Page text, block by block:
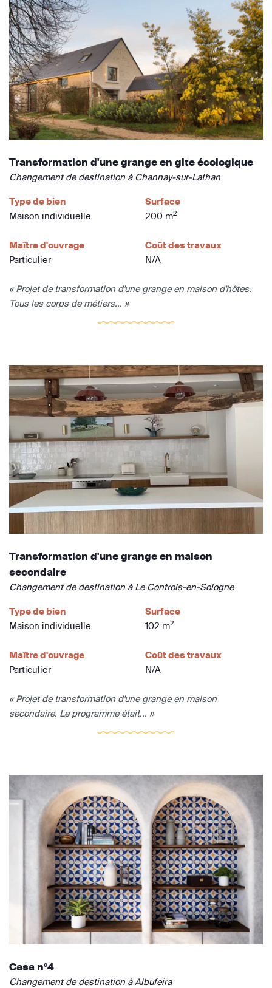
Transformation d'une grange en gite écologique
Changement de destination à Channay-sur-Lathan
Type de bien
Maison individuelle
Surface
200 m2
Maître d'ouvrage
Particulier
Coût des travaux
N/A
« Projet de transformation d'une grange en maison d'hôtes.
Tous les corps de métiers... »
Transformation d'une grange en maison
secondaire
Changement de destination à Le Controis-en-Sologne
Type de bien
Maison individuelle
Surface
102 m2
Maître d'ouvrage
Particulier
Coût des travaux
N/A
« Projet de transformation d'une grange en maison
secondaire. Le programme était... »
Casa n°4
Changement de destination à Albufeira